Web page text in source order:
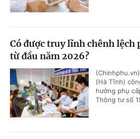
Có được truy lĩnh chênh lệch
từ đầu năm 2026?
(Hà Tĩnh)
hưởng phụ
Thông tư số